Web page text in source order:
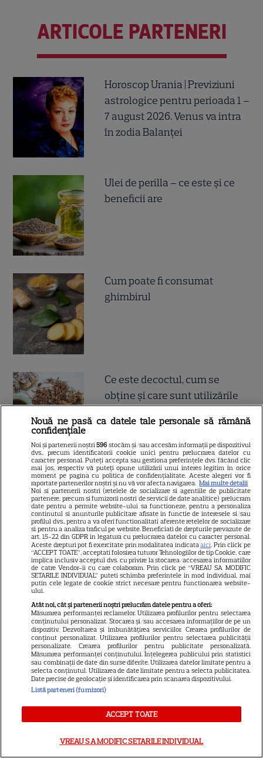
ARTICOLE PARTENERI
Horoscop Urania | Previziuni
astrologice pentru perioada 1 –
7 august 2026. Venus va intra
în zodia Balanței
Ulei de perilla – ce este și ce
beneficii are
Cum poate fi consumat
ghimbirul
Ce este decoctul, cum se
obţine şi care sunt utilizările
ALTE ARTICOLE
INTERESANTE
11
VEDETE STRĂINE
aventura animată inspirată
dintr-un bestseller The New
York Times, ajunge în
cinematografe pe 7 august
VEDETE STRĂINE
Sean Astin din „Stăpânul
Inelelor” a fost nevoit să își
salariului mic: Câți bani a
Nouă ne pasă ca datele tale personale să rămână
confidențiale
Noi și partenerii noștri596 stocăm și/sau accesăm informații pe dispozitivul
dvs., precum identificatorii cookie unici pentru prelucrarea datelor cu
caracter personal. Puteți accepta sau gestiona preferințele dvs. făcând clic
mai jos, respectiv vă puteți opune utilizării unui interes legitim în orice
moment pe pagina cu politica de confidențialitate. Aceste alegeri vor fi
raportate partenerilor noștri și nu vă vor afecta navigarea. Mai multe detalii
Noi si partenerii nostri (retelele de socializare si agentiile de publicitate
partenere, precum si furnizorii nostri de servicii de date analitice) prelucram
date pentru a permite website-ului sa functioneze, pentru a personaliza
continutul si anunturile publicitare afisate in functie de interesele si/sau
profilul dvs., pentru a va oferi functionalitati aferente retelelor de socializare
si pentru a analiza traficul pe website. Beneficiati de drepturile prevazute de
art. 15-22 din GDPR in legatura cu prelucrarea datelor cu caracter personal.
Aceste drepturi pot fi exercitate prin modalitatea indicataaici. Prin click pe
“ACCEPT TOATE”, acceptati folosirea tuturor Tehnologiilor de tip Cookie, care
implica inclusiv acceptul dvs. cu privire la stocarea/accesarea informatiilor
de catre Vendor-ii cu care colaboram. Prin click pe “VREAU SA MODIFIC
SETARILE INDIVIDUAL” puteti schimba preferintele in mod individual, mai
putin cele legate de cookie strict necesare pentru functionarea website-
ului.
Atât noi, cât și partenerii noștri prelucrăm datele pentru a oferi:
Măsurarea performanței reclamelor. Utilizarea profilurilor pentru selectarea
conținutului personalizat. Stocarea și/sau accesarea informațiilor de pe un
dispozitiv. Dezvoltarea și îmbunătățirea serviciilor. Crearea profilurilor de
conținut personalizat. Utilizarea profilurilor pentru selectarea publicității
personalizate. Crearea profilurilor pentru publicitate personalizată.
Măsurarea performanței conținutului. Înțelegerea publicului prin statistici
sau combinații de date din surse diferite. Utilizarea datelor limitate pentru a
selecta conținutul. Utilizarea de date limitate pentru a selecta publicitatea.
Date precise de geolocație și identificarea prin scanarea dispozitivului.
Listă parteneri (furnizori)
ACCEPT TOATE
VREAU SA MODIFIC SETARILE INDIVIDUAL